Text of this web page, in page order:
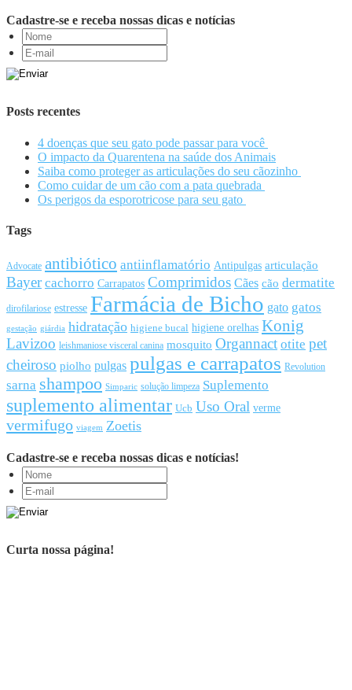
Cadastre-se e receba nossas dicas e notícias
Posts recentes
4 doenças que seu gato pode passar para você
O impacto da Quarentena na saúde dos Animais
Saiba como proteger as articulações do seu cãozinho
Como cuidar de um cão com a pata quebrada
Os perigos da esporotricose para seu gato
Tags
Advocate antibiótico antiinflamatório Antipulgas articulação
Bayer cachorro Carrapatos Comprimidos Cães cão dermatite
dirofilariose estresse Farmácia de Bicho gato gatos
gestação giárdia hidratação higiene bucal higiene orelhas Konig
Lavizoo leishmaniose visceral canina mosquito Organnact otite pet
cheiroso piolho pulgas pulgas e carrapatos Revolution
sarna shampoo Simparic solução limpeza Suplemento
suplemento alimentar Ucb Uso Oral verme
vermifugo viagem Zoetis
Cadastre-se e receba nossas dicas e notícias!
Curta nossa página!